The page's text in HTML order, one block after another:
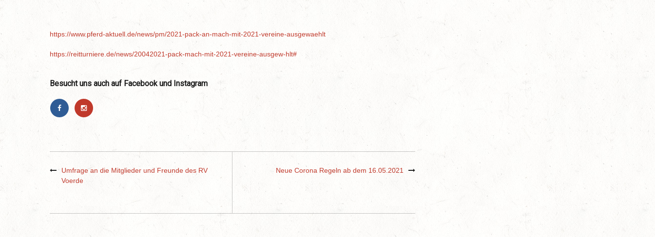
https://www.pferd-aktuell.de/news/pm/2021-pack-an-mach-mit-2021-vereine-ausgewaehlt
https://reitturniere.de/news/20042021-pack-mach-mit-2021-vereine-ausgew-hlt#
Besucht uns auch auf Facebook und Instagram
Umfrage an die Mitglieder und Freunde des RV
Voerde
Neue Corona Regeln ab dem 16.05.2021